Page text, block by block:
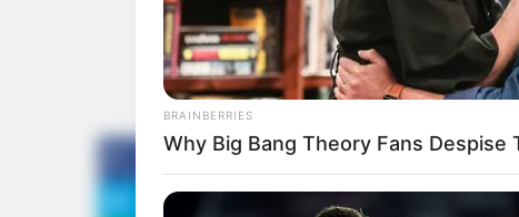
ประจำวัน
BRAINBERRIES
Why Big Bang Theory Fans Despise